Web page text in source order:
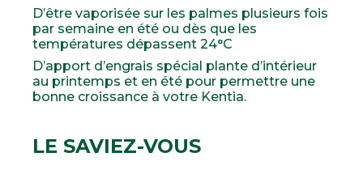
D’être vaporisée sur les palmes plusieurs fois
par semaine en été ou dès que les
températures dépassent 24°C
D’apport d’engrais spécial plante d’intérieur
au printemps et en été pour permettre une
bonne croissance à votre Kentia.
LE SAVIEZ-VOUS